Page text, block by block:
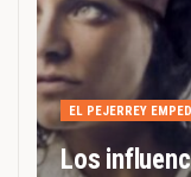
Los